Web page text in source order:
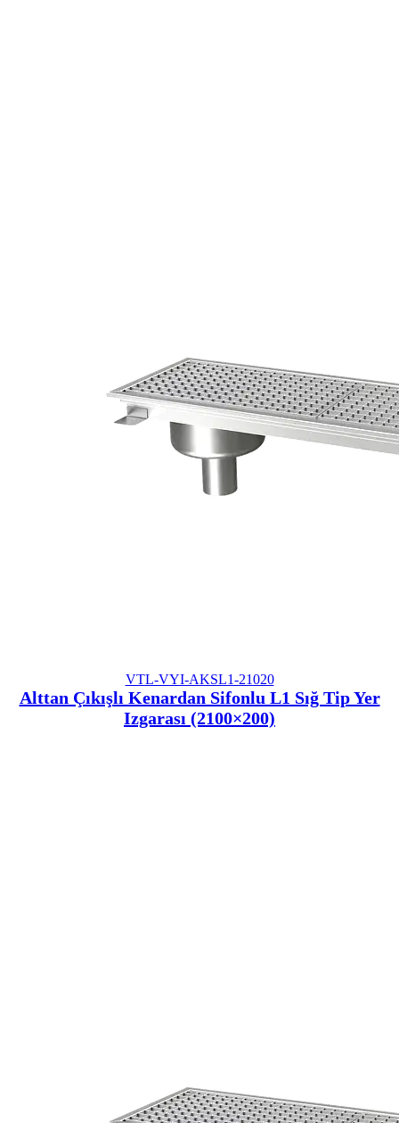
VTL-VYI-AKSL1-21020
Alttan Çıkışlı Kenardan Sifonlu L1 Sığ Tip Yer
Izgarası (2100×200)